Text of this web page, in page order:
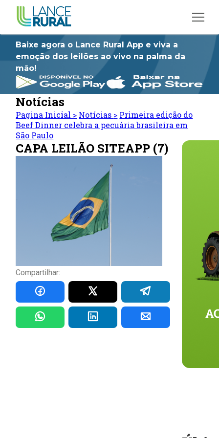
Baixe agora o Lance Rural App e viva a
emoção dos leilões ao vivo na palma da
mão!
Notícias
Pagina Inicial > Notícias > Primeira edição do
Beef Dinner celebra a pecuária brasileira em
São Paulo
CAPA LEILÃO SITEAPP (7)
Compartilhar: